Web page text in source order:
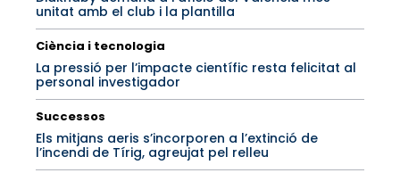
unitat amb el club i la plantilla
Ciència i tecnologia
La pressió per l’impacte científic resta felicitat al
personal investigador
Successos
Els mitjans aeris s’incorporen a l’extinció de
l’incendi de Tírig, agreujat pel relleu